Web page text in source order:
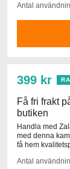
Antal
399 kr
Få fri frakt
butiken
Handla med
med denna
få hem
Antal